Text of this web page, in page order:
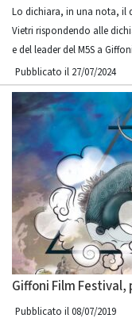
Lo dichiara, in una nota, il
Vietri rispondendo alle
e del leader del M5S a
Pubblicato il 27/07/2024
Giffoni Film
Pubblicato il 08/07/2019